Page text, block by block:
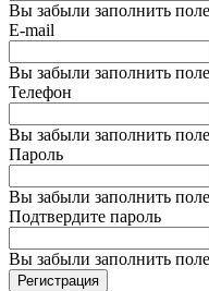
Вы забыли заполнить поле
E-mail
Вы забыли заполнить поле
Телефон
Вы забыли заполнить поле
Пароль
Вы забыли заполнить поле
Подтвердите пароль
Вы забыли заполнить поле
Регистрация